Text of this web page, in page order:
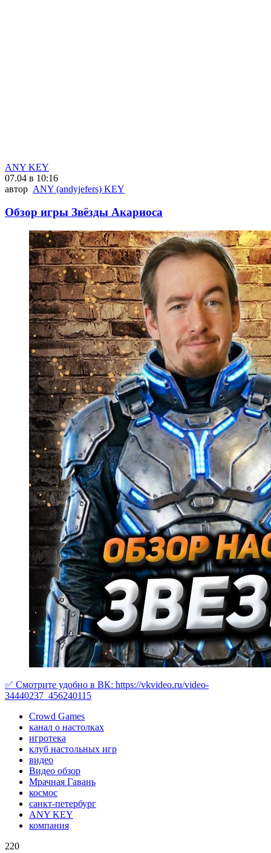
ANY KEY
07.04 в 10:16
автор ANY (andyjefers) KEY
Обзор игры Звёзды Акариоса
✅ Cмотрите удобно в ВК: https://vkvideo.ru/video-
34440237_456240115
Crowd Games
канал о настолках
игротека
клуб настольных игр
видео
Видео обзор
Мрачная Гавань
космос
санкт-петербург
ANY KEY
компания
220